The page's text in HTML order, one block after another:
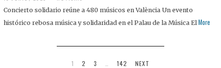
Concierto solidario reúne a 480 músicos en València Un evento
histórico rebosa música y solidaridad en el Palau de la Música El More
1 2 3 142 NEXT